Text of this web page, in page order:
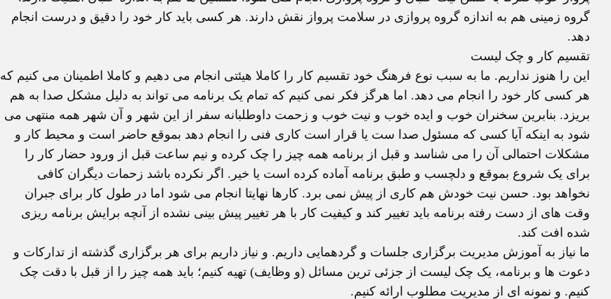
گروه زمینی هم به اندازه گروه پروازی در سلامت پرواز نقش دارند. هر کسی باید کار خود را دقیق و درست انجام
دهد.
تقسیم کار و چک لیست
این را هنوز نداریم. ما به سبب نوع فرهنگ خود تقسیم کار را کاملا هیئتی انجام می دهیم و کاملا اطمینان می کنیم که
هر کسی کار خود را انجام می دهد. اما هرگز فکر نمی کنیم که تمام یک برنامه می تواند به دلیل مشکل صدا به هم
بریزد. بنابرین سخنران خوب و ایده خوب و نیت خوب و زحمت داوطلبانه سفر از این شهر و آن شهر همه منتهی می
شود به اینکه آیا کسی که مسئول صدا ست یا قرار است کاری فنی را انجام دهد بموقع حاضر است و محیط کار و
مشکلات احتمالی آن را می شناسد و قبل از برنامه همه چیز را چک کرده و نیم ساعت قبل از ورود حضار کار را
برای یک شروع بموقع و دلچسب و طبق برنامه آماده کرده است یا خیر. اگر نکرده باشد زحمات دیگران کافی
نخواهد بود. حسن نیت خودش هم کاری از پیش نمی برد. کارها نهایتا انجام می شود اما در طول کار برای جبران
وقت های از دست رفته برنامه باید تغییر کند و کیفیت کار با هر تغییر پیش بینی نشده از آنچه برایش برنامه ریزی
شده افت کند.
ما نیاز به آموزش مدیریت برگزاری جلسات و گردهمایی داریم. و نیاز داریم برای هر برگزاری گذشته از تدارکات و
دعوت ها و برنامه، یک چک لیست از جزئی ترین مسائل (و وظایف) تهیه کنیم؛ باید همه چیز را از قبل با دقت چک
کنیم. و نمونه ای از مدیریت مطلوب ارائه کنیم.